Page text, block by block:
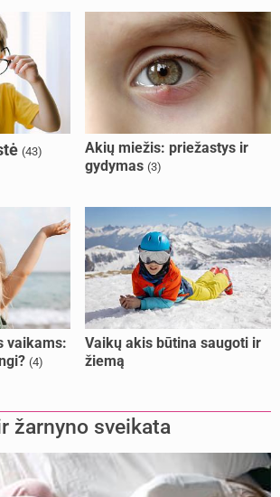
(43)
Akių miežis: priežastys ir
gydymas (3)
vaikams:
(4)
Vaikų akis būtina saugoti ir
žiemą
žarnyno sveikata